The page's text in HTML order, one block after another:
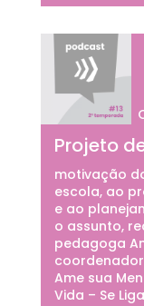
Projeto
motivação
escola, ao
e ao
o assunto,
pedagoga
Ame sua
Vida – Se